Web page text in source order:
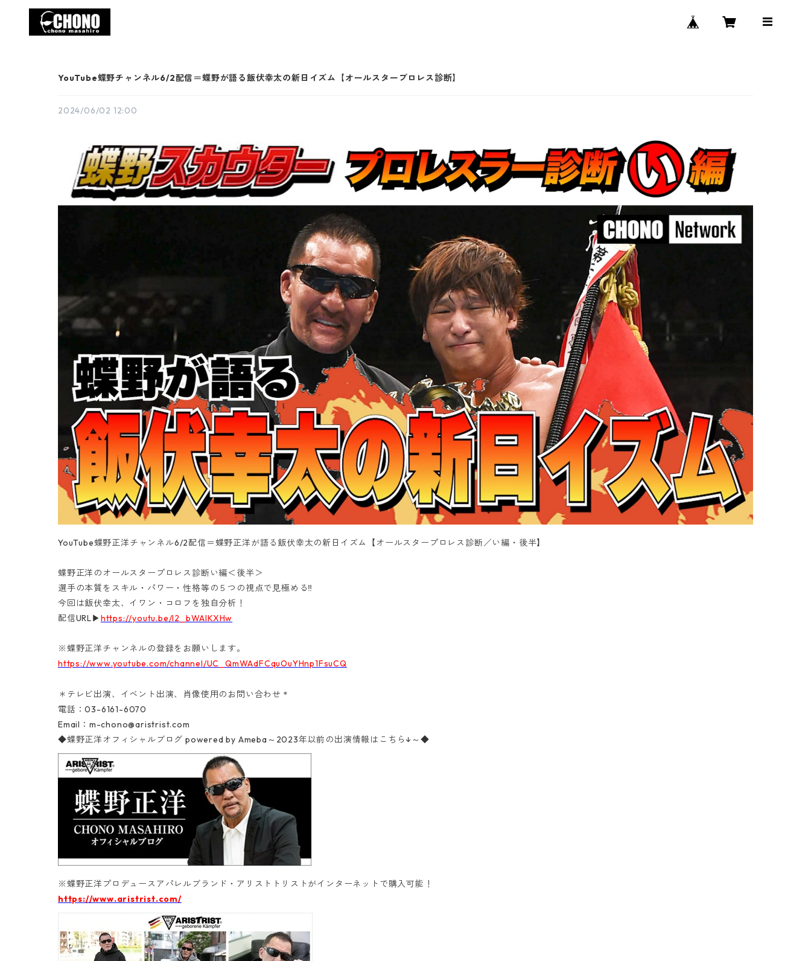
YouTube蝶野チャンネル6/2配信＝蝶野が語る飯伏幸太の新日イズム【オールスタープロレス診断】
2024/06/02 12:00
YouTube蝶野正洋チャンネル6/2配信＝蝶野正洋が語る飯伏幸太の新日イズム【オールスタープロレス診断／い編・後半】
蝶野正洋のオールスタープロレス診断い編＜後半＞
選手の本質をスキル・パワー・性格等の５つの視点で見極める‼
今回は飯伏幸太、イワン・コロフを独自分析！
配信URL▶ https://youtu.be/l2_bWAIKXHw
※蝶野正洋チャンネルの登録をお願いします。
https://www.youtube.com/channel/UC_QmWAdFCquOuYHnp1FsuCQ
＊テレビ出演、イベント出演、肖像使用のお問い合わせ ＊
電話：03-6161-6070‬
Email： m-chono@aristrist.com
◆蝶野正洋オフィシャルブログ powered by Ameba～2023年以前の出演情報はこちら↓～◆
※蝶野正洋プロデュースアパレルブランド・アリストトリストがインターネットで購入可能！‬
https://www.aristrist.com/